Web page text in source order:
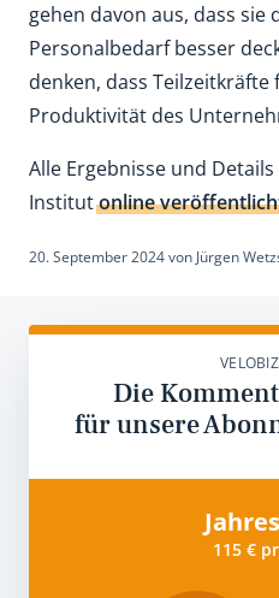
gehen davon aus, dass
Personalbedarf besser
denken, dass
Produktivität des
Alle Ergebnisse und
Institutonline
20. September 2024von Jürgen
Die
für unsere
115 €